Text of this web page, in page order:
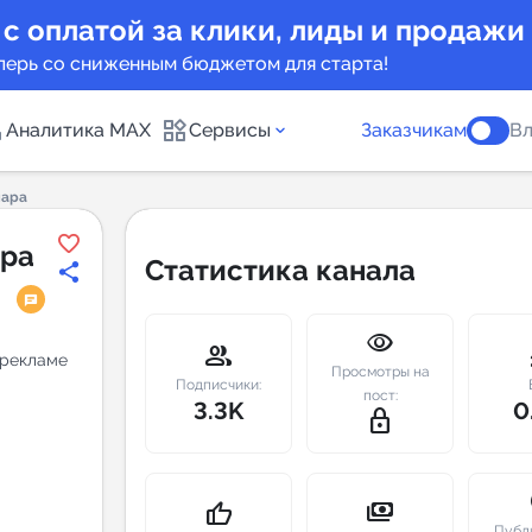
оплатой за клики, лиды и продажи
со сниженным бюджетом для старта!
Аналитика MAX Сервисы
Индекс
Telegram
New
Заказчикам
Статистика канала
group
Подписчики:
3.3K
visibility
Просмотры на
пост:
lock_outline
thumb_up payments